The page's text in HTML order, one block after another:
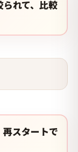
れて、比較
スタートで